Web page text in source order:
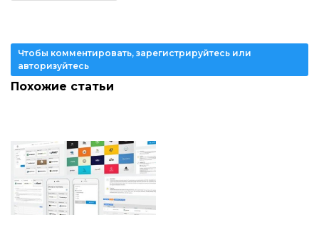
Чтобы комментировать, зарегистрируйтесь или
авторизуйтесь
Похожие статьи